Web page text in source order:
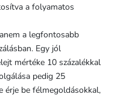
a folyamatos
a legfontosabb
Egy jól
mértéke 10 százalékkal
pedig 25
érje be félmegoldásokkal,